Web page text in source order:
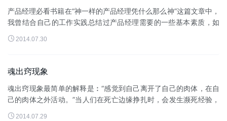
产品经理必看书籍在“神一样的产品经理凭什么那么神”这篇文章中，
我曾结合自己的工作实践总结过产品经理需要的一些基本素质，如
市场洞察、抽象概括、创新想象、心思细腻、热爱产品、具备一...
 2014.07.30
魂出窍现象
魂出窍现象最简单的解释是︰“感觉到自己离开了自己的肉体，在自
己的肉体之外活动。”当人们在死亡边缘挣扎时，会发生濒死经验，
很多时灵魂出窍是濒死经验的其中一部份。当濒死者昏迷时，他...
 2014.07.29